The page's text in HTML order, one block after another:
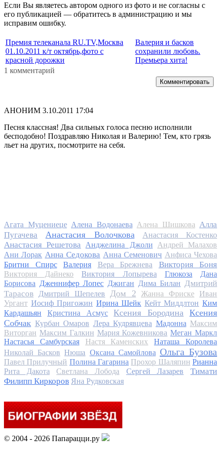
Если Вы являетесь автором одного из фото и не согласны с
его публикацией — обратитесь в администрацию и мы
исправим ошибку.
Премия телеканала RU.TV,Москва
01.10.2011 к/т октябрь,фото с
красной дорожки
Валерия и басков
сохранили любовь.
Премьера хита!
1 комментарий
Комментировать
АНОНИМ 3.10.2011 17:04
Песня классная! Два сильных голоса песню исполнили
бесподобно! Поздравляю Николая и Валерию! Тем, кто грязь
льет на других, посмотрите на себя.
Агата Муцениеце Алена Водонаева Алена Шишкова Алла
Пугачева
Анастасия Волочкова Анастасия Костенко
Анастасия Решетова Анджелина Джоли
Андрей Малахов
Ани Лорак Анна Седокова Анна Семенович Анфиса Чехова
Бритни Спирс
Валерия Вера Брежнева Виктория Боня
Виктория Дайнеко Виктория Лопырева Глюкоза
Дана
Борисова Дженнифер Лопес Джиган Дима Билан Дмитрий
Тарасов
Дмитрий Шепелев Дом 2 Жанна Фриске
Иван
Ургант Иосиф Пригожин Ирина Шейк Кейт Миддлтон Ким
Кардашьян
Кристина Асмус Ксения Бородина
Ксения
Собчак Курбан Омаров Лера Кудрявцева Мадонна Максим
Виторган Максим Галкин Мария Кожевникова Меган Маркл
Настасья Самбурская
Настя Каменских
Наташа Королева
Николай Басков Нюша Оксана Самойлова Ольга Бузова
Павел Прилучный Полина Гагарина Прохор Шаляпин Рианна
Рита Дакота
Светлана Лобода Сергей Лазарев
Тимати
Филипп Киркоров Яна Рудковская
© 2004 - 2026 Папарацци.ру